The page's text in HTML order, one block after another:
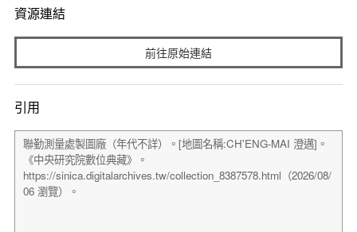
資源連結
前往原始連結
引用